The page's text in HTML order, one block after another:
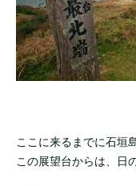
ここに来るまでに石垣
この展望台からは、日